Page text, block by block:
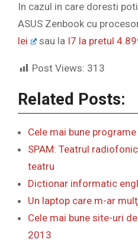
In cazul in care doresti
ASUS Zenbook cu
lei
sau la I7 la pretul
Post Views: 313
Related Posts:
Cele mai bune
SPAM: Teatrul
teatru
Dictionar informatic
Un laptop care m-ar
Cele mai bune site-uri
2013